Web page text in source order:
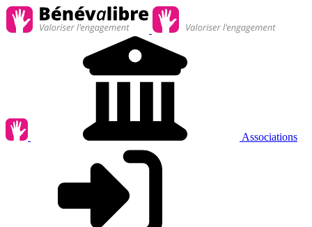
Associations